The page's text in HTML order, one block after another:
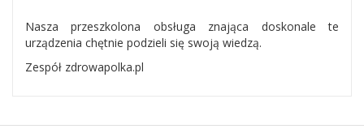
Nasza przeszkolona obsługa znająca doskonale te
urządzenia chętnie podzieli się swoją wiedzą.
Zespół zdrowapolka.pl